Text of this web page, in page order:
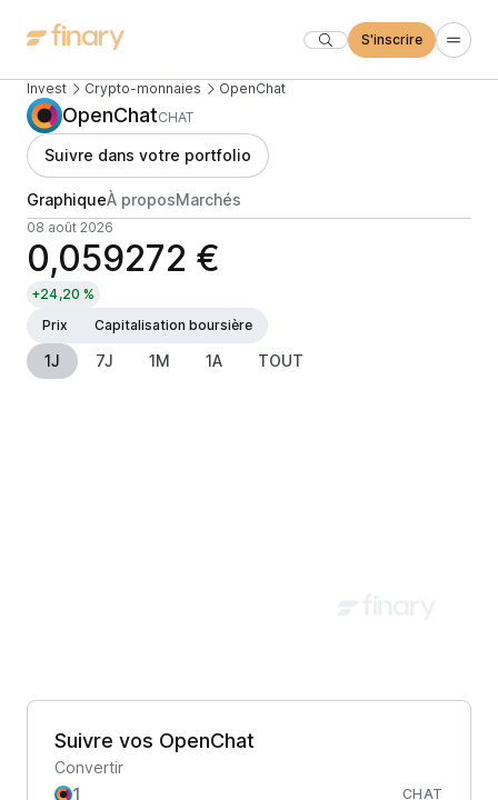
S'inscrire
Invest Crypto-monnaies OpenChat
OpenChatCHAT
Suivre dans votre portfolio
GraphiqueÀ proposMarchés
08 août 2026
0,059272 €
+24,20 %
Prix
Capitalisation boursière
1J 7J 1M 1A TOUT
Suivre vos OpenChat
Convertir
CHAT